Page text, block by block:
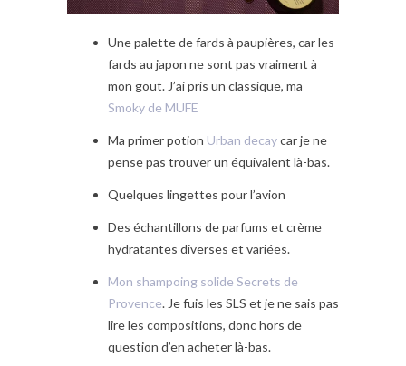
Une palette de fards à paupières, car les
fards au japon ne sont pas vraiment à
mon gout. J’ai pris un classique, ma
Smoky de MUFE
Ma primer potion Urban decaycar je ne
pense pas trouver un équivalent là-bas.
Quelques lingettes pour l’avion
Des échantillons de parfums et crème
hydratantes diverses et variées.
Mon shampoing solide Secrets de
Provence. Je fuis les SLS et je ne sais pas
lire les compositions, donc hors de
question d’en acheter là-bas.